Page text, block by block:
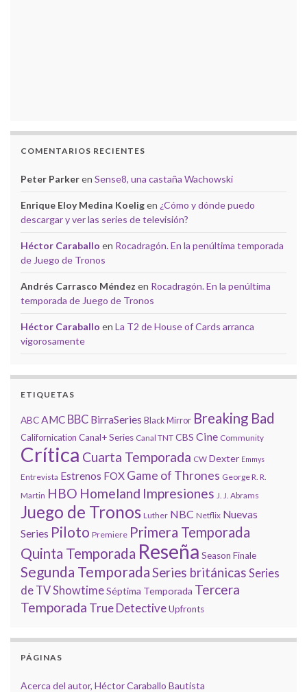
COMENTARIOS RECIENTES
Peter Parkeren Sense8, una castaña Wachowski
Enrique Eloy Medina Koeligen ¿Cómo y dónde puedo
descargar y ver las series de televisión?
Héctor Caraballo en Rocadragón. En la penúltima temporada
de Juego de Tronos
Andrés Carrasco Méndez en Rocadragón. En la penúltima
temporada de Juego de Tronos
Héctor Caraballo en La T2 de House of Cards arranca
vigorosamente
ETIQUETAS
ABCAMC BBC BirraSeries Black Mirror Breaking Bad
Californication Canal+ Series Canal TNT CBS Cine Community
Crítica Cuarta Temporada CW Dexter Emmys
Entrevista Estrenos FOX Game of Thrones George R. R.
Martin HBO Homeland Impresiones J. J. Abrams
Juego de Tronos Luther NBC Netflix Nuevas
Series Piloto Premiere Primera Temporada
Quinta Temporada Reseña Season Finale
Segunda TemporadaSeries británicas Series
de TVShowtimeSéptima Temporada Tercera
Temporada True DetectiveUpfronts
PÁGINAS
Acerca del autor, Héctor Caraballo Bautista